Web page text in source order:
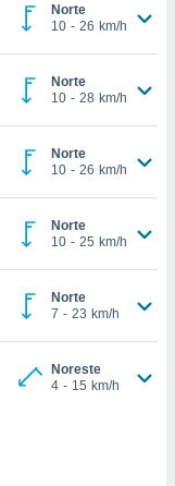
Norte
10 - 26 km/h
Norte
10 - 28 km/h
Norte
10 - 26 km/h
Norte
10 - 25 km/h
Norte
7 - 23 km/h
Noreste
4 - 15 km/h